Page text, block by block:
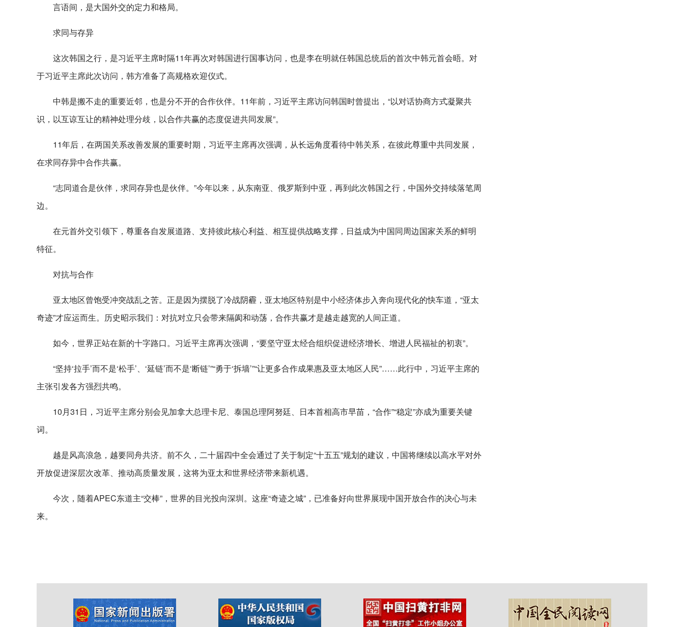
言语间，是大国外交的定力和格局。
求同与存异
这次韩国之行，是习近平主席时隔11年再次对韩国进行国事访问，也是李在明就任韩国总统后的首次中韩元首会晤。对
于习近平主席此次访问，韩方准备了高规格欢迎仪式。
中韩是搬不走的重要近邻，也是分不开的合作伙伴。11年前，习近平主席访问韩国时曾提出，“以对话协商方式凝聚共
识，以互谅互让的精神处理分歧，以合作共赢的态度促进共同发展”。
11年后，在两国关系改善发展的重要时期，习近平主席再次强调，从长远角度看待中韩关系，在彼此尊重中共同发展，
在求同存异中合作共赢。
“志同道合是伙伴，求同存异也是伙伴。”今年以来，从东南亚、俄罗斯到中亚，再到此次韩国之行，中国外交持续落笔周
边。
在元首外交引领下，尊重各自发展道路、支持彼此核心利益、相互提供战略支撑，日益成为中国同周边国家关系的鲜明
特征。
对抗与合作
亚太地区曾饱受冲突战乱之苦。正是因为摆脱了冷战阴霾，亚太地区特别是中小经济体步入奔向现代化的快车道，“亚太
奇迹”才应运而生。历史昭示我们：对抗对立只会带来隔阂和动荡，合作共赢才是越走越宽的人间正道。
如今，世界正站在新的十字路口。习近平主席再次强调，“要坚守亚太经合组织促进经济增长、增进人民福祉的初衷”。
“坚持‘拉手’而不是‘松手’、‘延链’而不是‘断链’”“勇于‘拆墙’”“让更多合作成果惠及亚太地区人民”……此行中，习近平主席的
主张引发各方强烈共鸣。
10月31日，习近平主席分别会见加拿大总理卡尼、泰国总理阿努廷、日本首相高市早苗，“合作”“稳定”亦成为重要关键
词。
越是风高浪急，越要同舟共济。前不久，二十届四中全会通过了关于制定“十五五”规划的建议，中国将继续以高水平对外
开放促进深层次改革、推动高质量发展，这将为亚太和世界经济带来新机遇。
今次，随着APEC东道主“交棒”，世界的目光投向深圳。这座“奇迹之城”，已准备好向世界展现中国开放合作的决心与未
来。